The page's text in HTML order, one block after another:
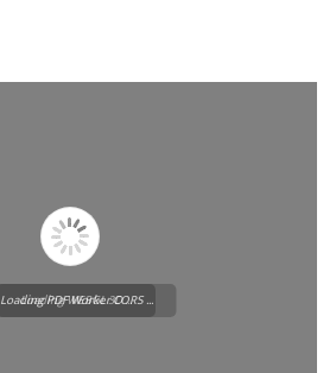
Loading WEBGL 3D ...
Loading PDF Worker CORS ...